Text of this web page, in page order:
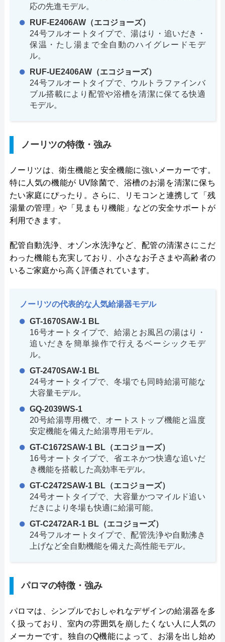
応の先進モデル。
RUF-E2406AW（エコジョーズ）
24号フルオートタイプで、湯はり・追いだき・
保温・たし湯まで全自動のハイグレードモデ
ル。
RUF-UE2406AW（エコジョーズ）
24号フルオートタイプで、ウルトラファインバ
ブル搭載により配管や浴槽を清潔に保てる快適
モデル。
ノーリツの特徴・強み
ノーリツは、衛生機能と安全機能に強いメーカーです。
特に人気の機能が UV除菌で、浴槽のお湯を清潔に保ち
たい家庭にぴったり。さらに、リモコンと連携して「残
湯量の管理」や「見まもり機能」などの安全サポートが
利用できます。
配管自動洗浄、オゾン水洗浄など、配管の清潔さにこだ
わった機能も充実しており、小さなお子さまや高齢者の
いるご家庭から高く評価されています。
ノーリツの代表的な人気給湯器モデル
GT-1670SAW-1 BL
16号オートタイプで、給湯とお風呂の湯はり・
追いだきを簡単操作で行えるベーシックモデ
ル。
GT-2470SAW-1 BL
24号オートタイプで、冬場でも同時給湯可能な
大容量モデル。
GQ-2039WS-1
20号給湯専用機で、オートストップ機能と温度
安定機能を備えた給湯専用モデル。
GT-C1672SAW-1 BL（エコジョーズ）
16号オートタイプで、省エネかつ快適な追いだ
き機能を搭載した高効率モデル。
GT-C2472SAW-1 BL（エコジョーズ）
24号オートタイプで、大容量かつマイルド追い
だきにより冬場も快適に給湯可能。
GT-C2472AR-1 BL（エコジョーズ）
24号フルオートタイプで、配管洗浄や自動沸き
上げなど全自動機能を備えた高性能モデル。
パロマの特徴・強み
パロマは、シンプルでおしゃれなデザインの給湯器を多
く扱っており、室内の雰囲気を崩したくない人に人気の
メーカーです。独自のQ機能によって、お湯を出し始め